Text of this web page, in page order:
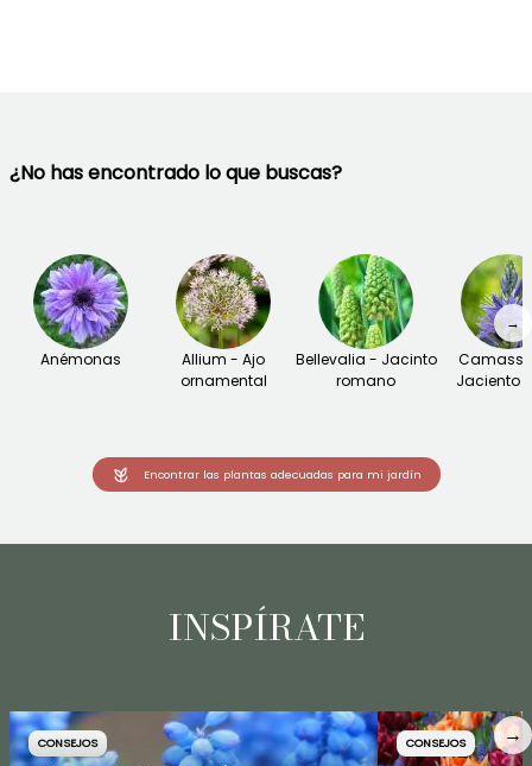
¿No has encontrado lo que buscas?
Anémonas
Allium - Ajo
ornamental
Bellevalia - Jacinto
romano
Jaciento
→
Encontrar las plantas adecuadas para mi jardín
INSPÍRATE
CONSEJOS CONSEJOS →